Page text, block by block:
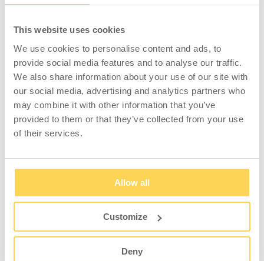
This website uses cookies
We use cookies to personalise content and ads, to
provide social media features and to analyse our traffic.
We also share information about your use of our site with
our social media, advertising and analytics partners who
may combine it with other information that you’ve
provided to them or that they’ve collected from your use
of their services.
Allow all
Customize
Deny
Rollensatz för
2-493-0
Zum Einsehen von Preisen
und Lagerstatus anmelden.
Müllsackhalter Blech
2-496-0
Zum Einsehen von Preisen
und Lagerstatus anmelden.
Müllsackhalter
Müllsackhalter 125 l
Holzlattenverkleidung mit
Deckel
2-490-0
und Lagerstatus anmelden.